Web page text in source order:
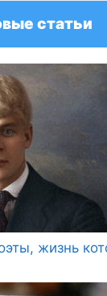
статьи
жизнь